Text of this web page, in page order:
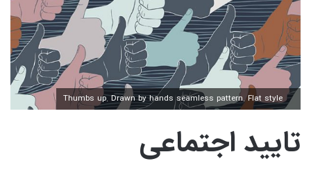
Thumbs up. Drawn by hands seamless pattern. Flat style
تایید اجتماعی